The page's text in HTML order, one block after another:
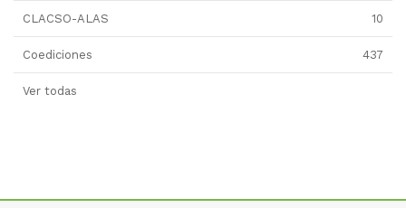
CLACSO-ALAS 10
Coediciones 437
Ver todas